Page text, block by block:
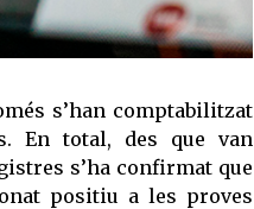
s’han comptabilitzat
En total, des que van
s’ha confirmat que
positiu a les proves